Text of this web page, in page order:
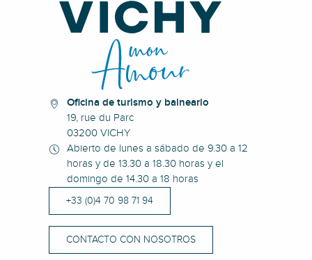
Oficina de turismo y balneario
19, rue du Parc
03200 VICHY
Abierto de lunes a sábado de 9.30 a 12
horas y de 13.30 a 18.30 horas y el
domingo de 14.30 a 18 horas
+33 (0)4 70 98 71 94
CONTACTO CON NOSOTROS